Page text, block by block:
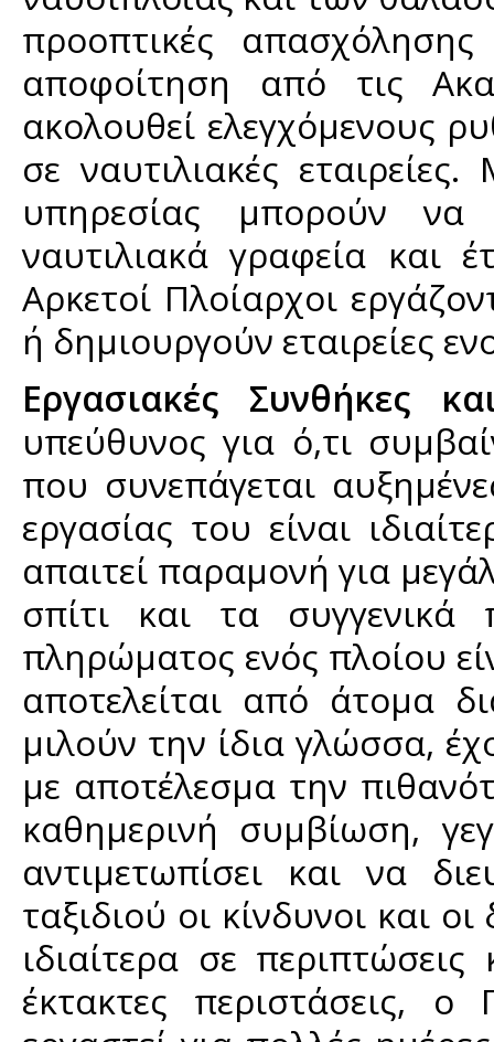
προοπτικές
αποφοίτηση από τις
ακολουθεί ελεγχόμενους
σε ναυτιλιακές
υπηρεσίας μπορούν να
ναυτιλιακά γραφεία και
Αρκετοί Πλοίαρχοι
ή δημιουργούν εταιρείες
Εργασιακές Συνθήκες
υπεύθυνος για ό,τι
που συνεπάγεται
εργασίας του είναι
απαιτεί παραμονή για
σπίτι και τα
πληρώματος ενός πλοίου
αποτελείται από άτομα
μιλούν την ίδια γλώσσα,
με αποτέλεσμα την
καθημερινή συμβίωση,
αντιμετωπίσει και να
ταξιδιού οι κίνδυνοι και
ιδιαίτερα σε
έκτακτες περιστάσεις,